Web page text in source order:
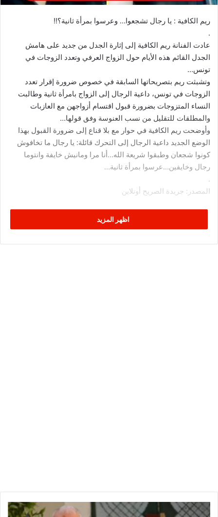
ريم الكافية : يا رجال تشجعوا… وعرسوا بمرأة ثانية؟!!
.
عادت الفنانة ريم الكافية إلى إثارة الجدل من جديد على هامش
الجدل القائم هذه الأيام حول الزواج العرفي وتعدد الزوجات في
تونس…
وتشبثت ريم بتصريحاتها السابقة في خصوص ضرورة إقرار تعدد
الزوجات في تونس، داعية الرجال إلى الزواج بامرأة ثانية وطالبت
النساء المتزوجات بضرورة قبول اقتسام أزواجهن مع العازبات
والمطلقات للتقليل من نسب العنوسة وفق قولها…
وأوضحت ريم الكافية في حوار مع بلا قناع إلى ضرورة القبول بهذا
الوضع الجديد داعية الرجال إلى التحرك قائلة: يا رجال ما تخافوش
كونوا شجعان وطبقوا شريعة الله…أنا مرا ومانيش خايفة وانتوما
رجال وخايفين…عرسوا بمرأة ثانية…
.
المصدر: جريدة الصريح أونلاين
اظهر المزيد
راضية